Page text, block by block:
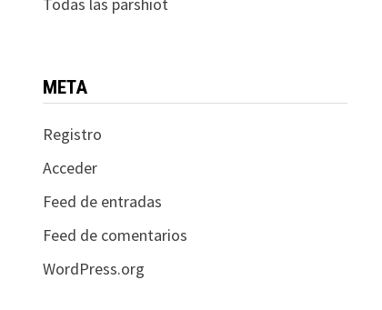
META
Registro
Acceder
Feed de entradas
Feed de comentarios
WordPress.org